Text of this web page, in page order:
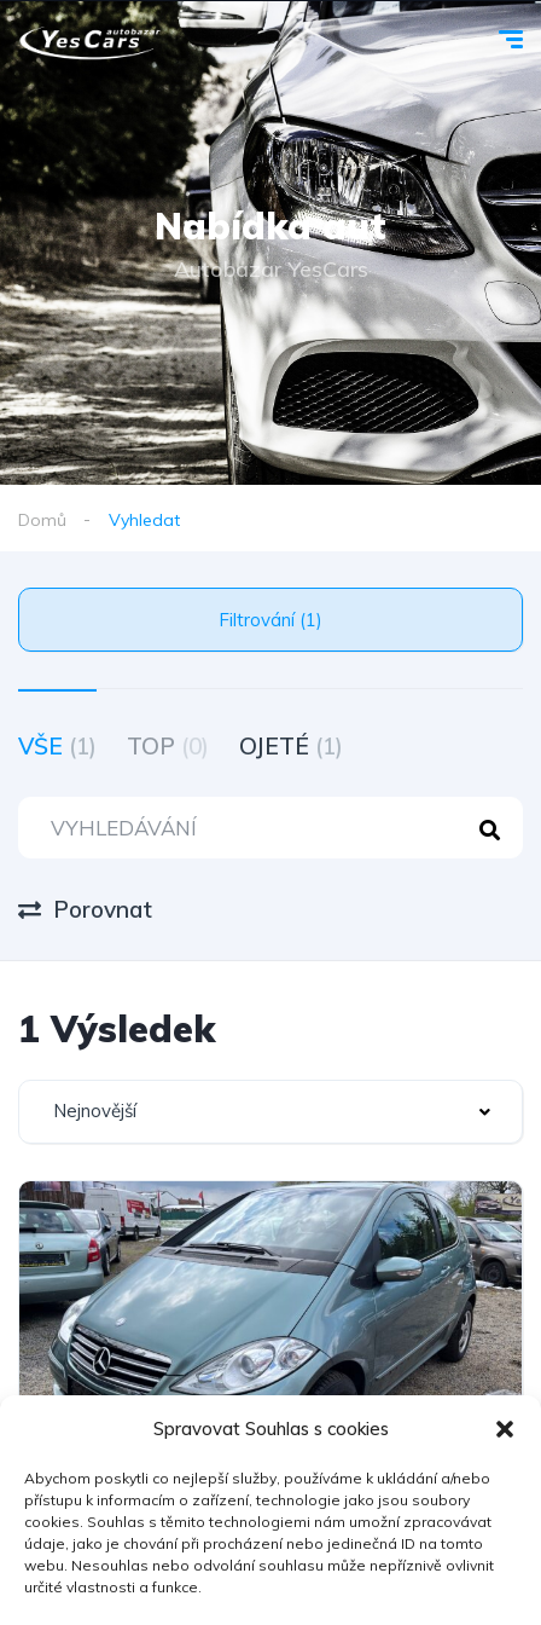
Spravovat Souhlas s cookies
Abychom poskytli co nejlepší služby, používáme k ukládání a/nebo
přístupu k informacím o zařízení, technologie jako jsou soubory
cookies. Souhlas s těmito technologiemi nám umožní zpracovávat
údaje, jako je chování při procházení nebo jedinečná ID na tomto
webu. Nesouhlas nebo odvolání souhlasu může nepříznivě ovlivnit
určité vlastnosti a funkce.
Nabídka aut
Autobazar YesCars
Domů Vyhledat
Filtrování (1)
VŠE (1) TOP (0) OJETÉ (1)
Porovnat
1 Výsledek
Nejnovější
Mercedes Benz A150
75 000 Kč
2004 150,000 km